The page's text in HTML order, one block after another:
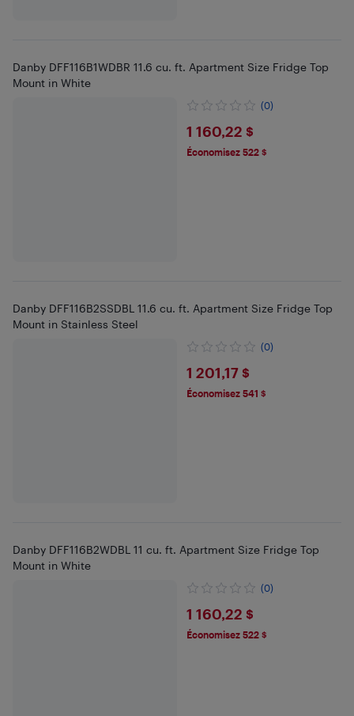
Danby DFF116B1WDBR 11.6 cu. ft. Apartment Size Fridge Top
Mount in White
(0)
$1160.22
1 160,22 $
Économisez 522 $
Danby DFF116B2SSDBL 11.6 cu. ft. Apartment Size Fridge Top
Mount in Stainless Steel
(0)
$1201.17
1 201,17 $
Économisez 541 $
Danby DFF116B2WDBL 11 cu. ft. Apartment Size Fridge Top
Mount in White
(0)
$1160.22
1 160,22 $
Économisez 522 $